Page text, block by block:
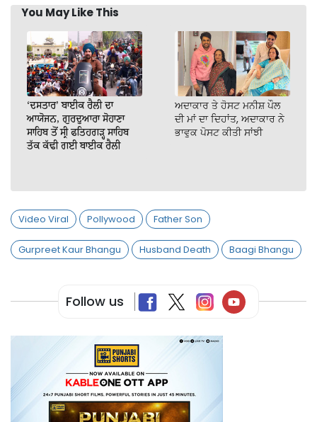
You May Like This
‘ਦਸਤਾਰ’ ਬਾਈਕ ਰੈਲੀ ਦਾ
ਆਯੋਜਨ, ਗੁਰਦੁਆਰਾ ਸੋਹਾਣਾ
ਸਾਹਿਬ ਤੋਂ ਸ੍ਰੀ ਫਤਿਹਗੜ੍ਹ ਸਾਹਿਬ
ਤੱਕ ਕੱਢੀ ਗਈ ਬਾਈਕ ਰੈਲੀ
ਅਦਾਕਾਰ ਤੇ ਹੋਸਟ ਮਨੀਸ਼ ਪੌਲ
ਦੀ ਮਾਂ ਦਾ ਦਿਹਾਂਤ, ਅਦਾਕਾਰ ਨੇ
ਭਾਵੁਕ ਪੋਸਟ ਕੀਤੀ ਸਾਂਝੀ
Video Viral Pollywood Father Son
Gurpreet Kaur Bhangu Husband Death Baagi Bhangu
Follow us